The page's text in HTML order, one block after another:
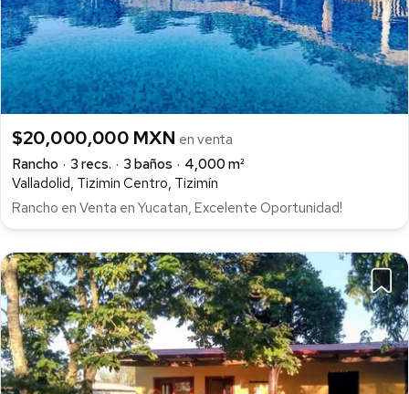
$20,000,000 MXN en venta
Rancho
3 recs. 3 baños
4,000 m²
Valladolid, Tizimin Centro, Tizimín
Rancho en Venta en Yucatan, Excelente Oportunidad!